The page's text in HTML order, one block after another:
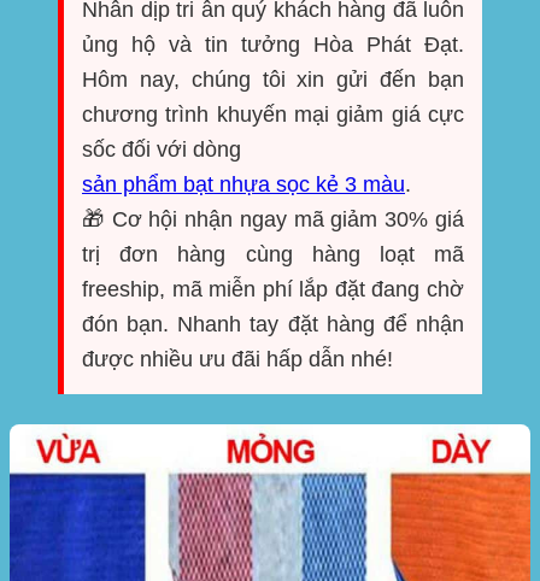
Nhân dịp tri ân quý khách hàng đã luôn
ủng hộ và tin tưởng Hòa Phát Đạt.
Hôm nay, chúng tôi xin gửi đến bạn
chương trình khuyến mại giảm giá cực
sốc đối với dòng
sản phẩm bạt nhựa sọc kẻ 3 màu.
🎁 Cơ hội nhận ngay mã giảm 30% giá
trị đơn hàng cùng hàng loạt mã
freeship, mã miễn phí lắp đặt đang chờ
đón bạn. Nhanh tay đặt hàng để nhận
được nhiều ưu đãi hấp dẫn nhé!